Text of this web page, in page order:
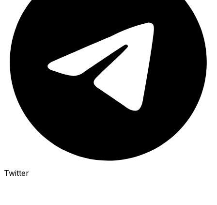
Twitter